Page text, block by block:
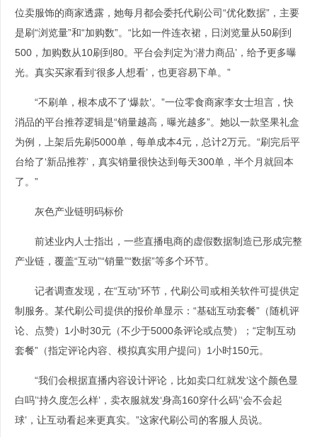
位卖服饰的商家透露，她每月都会委托代刷公司“优化数据”，主要
是刷“浏览量”和“加购数”。“比如一件连衣裙，日浏览量从50刷到
500，加购数从10刷到80。平台会判定为‘潜力商品’，给予更多曝
光。真实买家看到‘很多人想看’，也更容易下单。”
“不刷单，根本成不了‘爆款’。”一位零食商家李女士坦言，快
消品的平台推荐逻辑是“销量越高，曝光越多”。她以一款坚果礼盒
为例，上架后先刷5000单，每单成本4元，总计2万元。“刷完后平
台给了‘新品推荐’，真实销量很快达到每天300单，半个月就回本
了。”
灰色产业链明码标价
前述业内人士指出，一些直播电商的虚假数据制造已形成完整
产业链，覆盖“互动”“销量”“数据”等多个环节。
记者调查发现，在“互动”环节，代刷公司或相关软件可提供定
制服务。某代刷公司提供的报价单显示：“基础互动套餐”（随机评
论、点赞）1小时30元（不少于5000条评论或点赞）；“定制互动
套餐”（指定评论内容、模拟真实用户提问）1小时150元。
“我们会根据直播内容设计评论，比如卖口红就发‘这个颜色显
白吗’‘持久度怎么样’，卖衣服就发‘身高160穿什么码’‘会不会起
球’，让互动看起来更真实。”这家代刷公司的客服人员说。